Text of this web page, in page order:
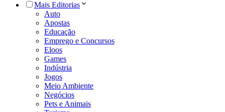
Mais Editorias
Auto
Apostas
Educação
Emprego e Concursos
Eloos
Games
Indústria
Jogos
Meio Ambiente
Negócios
Pets e Animais